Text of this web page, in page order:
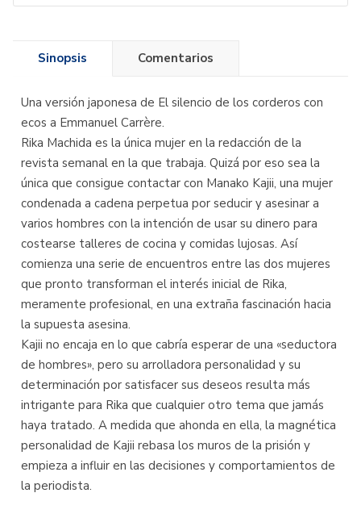
Sinopsis Comentarios
Una versión japonesa de El silencio de los corderos con
ecos a Emmanuel Carrère.
Rika Machida es la única mujer en la redacción de la
revista semanal en la que trabaja. Quizá por eso sea la
única que consigue contactar con Manako Kajii, una mujer
condenada a cadena perpetua por seducir y asesinar a
varios hombres con la intención de usar su dinero para
costearse talleres de cocina y comidas lujosas. Así
comienza una serie de encuentros entre las dos mujeres
que pronto transforman el interés inicial de Rika,
meramente profesional, en una extraña fascinación hacia
la supuesta asesina.
Kajii no encaja en lo que cabría esperar de una «seductora
de hombres», pero su arrolladora personalidad y su
determinación por satisfacer sus deseos resulta más
intrigante para Rika que cualquier otro tema que jamás
haya tratado. A medida que ahonda en ella, la magnética
personalidad de Kajii rebasa los muros de la prisión y
empieza a influir en las decisiones y comportamientos de
la periodista.